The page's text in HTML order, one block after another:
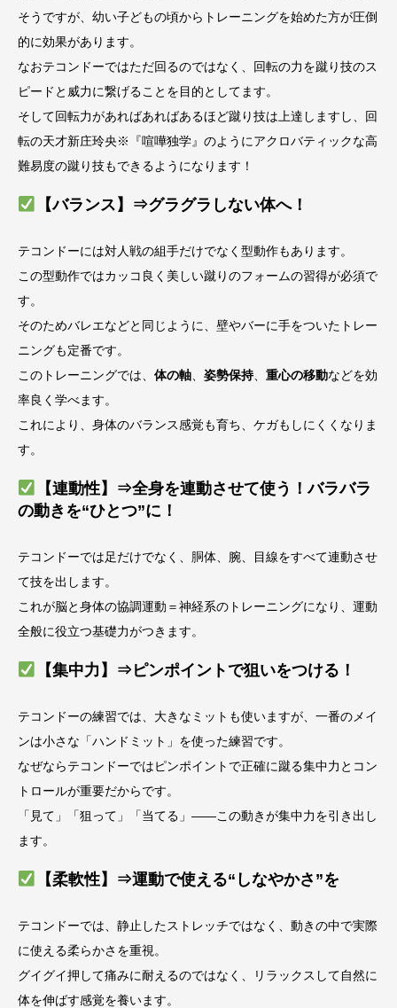
そうですが、幼い子どもの頃からトレーニングを始めた方が圧倒
的に効果があります。
なおテコンドーではただ回るのではなく、回転の力を蹴り技のス
ピードと威力に繋げることを目的としてます。
そして回転力があればあればあるほど蹴り技は上達しますし、回
転の天才新庄玲央※『喧嘩独学』のようにアクロバティックな高
難易度の蹴り技もできるようになります！
【バランス】⇒グラグラしない体へ！
テコンドーには対人戦の組手だけでなく型動作もあります。
この型動作ではカッコ良く美しい蹴りのフォームの習得が必須で
す。
そのためバレエなどと同じように、壁やバーに手をついたトレー
ニングも定番です。
このトレーニングでは、 体の軸 姿勢保持、 重心の移動などを効
率良く学べます。
これにより、身体のバランス感覚も育ち、ケガもしにくくなりま
す。
【連動性】⇒全身を連動させて使う！バラバラ
の動きを“ひとつ”に！
テコンドーでは足だけでなく、胴体、腕、目線をすべて連動させ
て技を出します。
これが脳と身体の協調運動＝神経系のトレーニングになり、運動
全般に役立つ基礎力がつきます。
【集中力】⇒ピンポイントで狙いをつける！
テコンドーの練習では、大きなミットも使いますが、一番のメイ
ンは小さな「ハンドミット」を使った練習です。
なぜならテコンドーではピンポイントで正確に蹴る集中力とコン
トロールが重要だからです。
「見て」「狙って」「当てる」――この動きが集中力を引き出し
ます。
【柔軟性】⇒運動で使える“しなやかさ”を
テコンドーでは、静止したストレッチではなく、動きの中で実際
に使える柔らかさを重視。
グイグイ押して痛みに耐えるのではなく、リラックスして自然に
体を伸ばす感覚を養います。